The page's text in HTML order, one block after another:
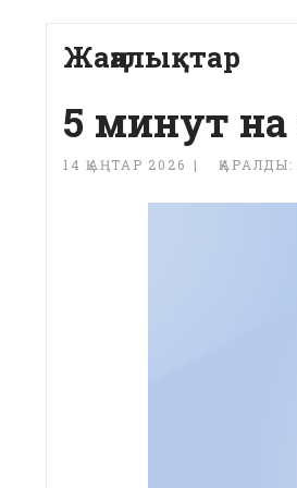
Жаңалықтар
5 минут
14 ҚАҢТАР 2026 ҚАРАЛДЫ: